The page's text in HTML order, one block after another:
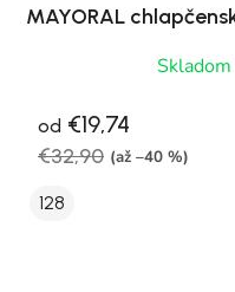
MAYORAL
Skladom
od €19,74
€32,90 (až –40 %)
128